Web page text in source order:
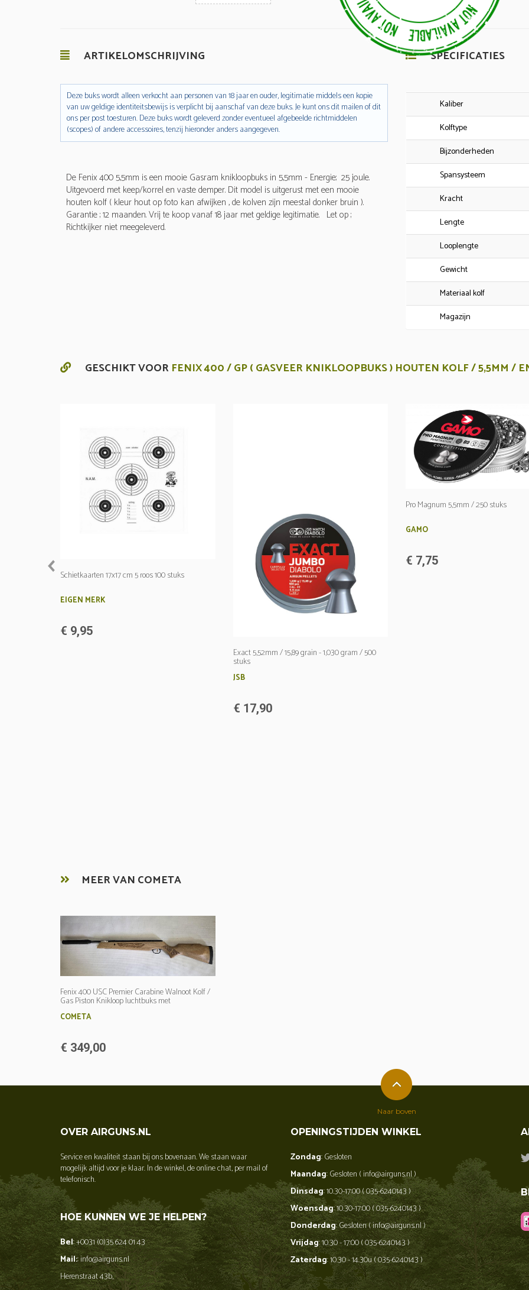
ARTIKELOMSCHRIJVING
Deze buks wordt alleen verkocht aan personen van 18 jaar en ouder, legitimatie middels een kopie
van uw geldige identiteitsbewijs is verplicht bij aanschaf van deze buks. Je kunt ons dit mailen of dit
ons per post toesturen. Deze buks wordt geleverd zonder eventueel afgebeelde richtmiddelen
(scopes) of andere accessoires, tenzij hieronder anders aangegeven.
De Fenix 400 5,5mm is een mooie Gasram knikloopbuks in 5,5mm - Energie; 25 joule.
Uitgevoerd met keep/korrel en vaste demper. Dit model is uitgerust met een mooie
houten kolf ( kleur hout op foto kan afwijken , de kolven zijn meestal donker bruin ).
Garantie ; 12 maanden. Vrij te koop vanaf 18 jaar met geldige legitimatie. Let op ;
Richtkijker niet meegeleverd.
SPECIFICATIES
Kaliber
Kolftype
Bijzonderheden
Spansysteem
Kracht
Lengte
Looplengte
Gewicht
Materiaal kolf
Magazijn
GESCHIKT VOOR FENIX 400 / GP ( GASVEER KNIKLOOPBUKS ) HOUTEN KOLF / 5,5MM /
Schietkaarten 17x17 cm 5 roos 100 stuks
EIGEN MERK
€ 9,95
Exact 5,52mm / 15,89 grain - 1,030 gram / 500
stuks
JSB
€ 17,90
Pro Magnum 5,5mm / 250 stuks
GAMO
€ 7,75
MEER VAN COMETA
Fenix 400 USC Premier Carabine Walnoot Kolf /
Gas Piston Knikloop luchtbuks met
geluidsdemper / 4,5mm 16 Joule
COMETA
€ 349,00
OVER AIRGUNS.NL
Service en kwaliteit staan bij ons bovenaan. We staan waar
mogelijk altijd voor je klaar. In de winkel, de online chat, per mail of
telefonisch.
HOE KUNNEN WE JE HELPEN?
Bel: +0031 (0)35 624 01 43
Mail:: info@airguns.nl
Herenstraat 43b,
OPENINGSTIJDEN WINKEL
Zondag: Gesloten
Maandag: Gesloten ( info@airguns.nl )
Dinsdag: 10.30-17:00 ( 035-6240143 )
Woensdag: 10.30-17:00 ( 035-6240143 )
Donderdag: Gesloten ( info@airguns.nl )
Vrijdag: 10.30 - 17:00 ( 035-6240143 )
Zaterdag: 10.30 - 14.30u ( 035-6240143 )
Naar boven